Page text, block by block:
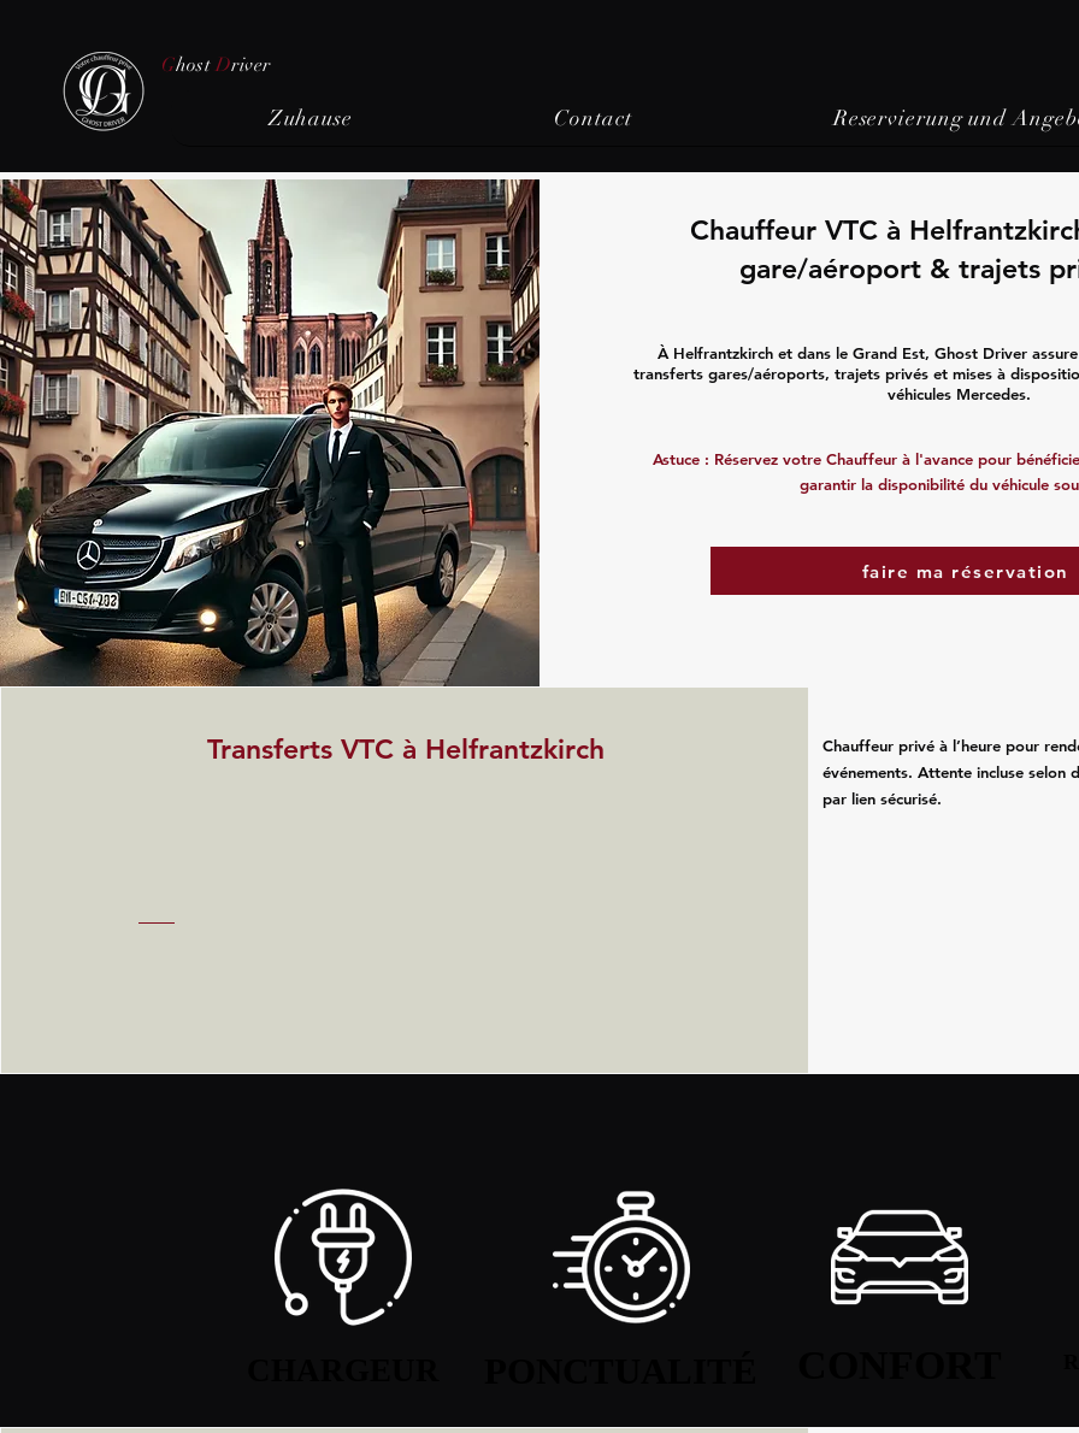
Ghost Driver
Zuhause Contact Reservierung und
Chauffeur VTC à
gare/aéroport & trajets
À Helfrantzkirch et dans le Grand Est, Ghost Driver
transferts gares/aéroports, trajets privés et mises à
véhicules Mercedes.
Astuce : Réservez votre Chauffeur à l'avance pour
garantir la disponibilité du véhicule
faire ma réservation
Transferts VTC à Helfrantzkirch
Chauffeur privé à l’heure pour
événements. Attente incluse selon
par lien sécurisé.